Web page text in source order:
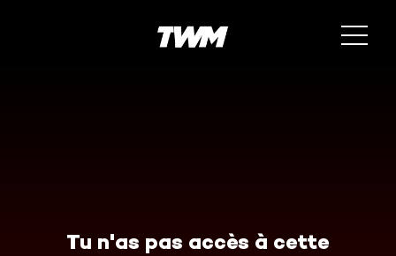
Tu n'as pas accès à cette